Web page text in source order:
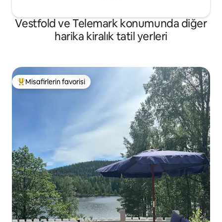
Vestfold ve Telemark konumunda diğer
harika kiralık tatil yerleri
Misafirlerin favorilerinden en beğenilenler arasında
Misafirlerin favorisi